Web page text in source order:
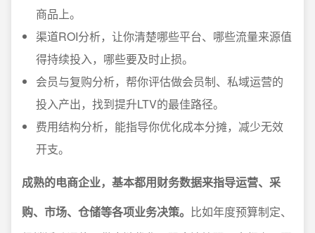
商品上。
渠道ROI分析，让你清楚哪些平台、哪些流量来源值
得持续投入，哪些要及时止损。
会员与复购分析，帮你评估做会员制、私域运营的
投入产出，找到提升LTV的最佳路径。
费用结构分析，能指导你优化成本分摊，减少无效
开支。
成熟的电商企业，基本都用财务数据来指导运营、采
购、市场、仓储等各项业务决策。 比如年度预算制定、